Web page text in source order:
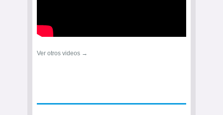
Ver otros videos →